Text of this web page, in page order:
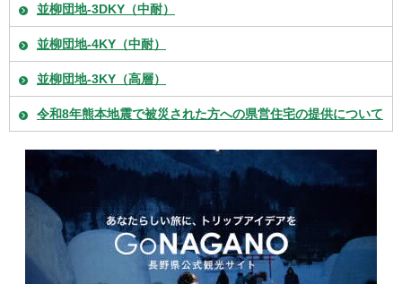
並柳団地-3DKY（中耐）
並柳団地-4KY（中耐）
並柳団地-3KY（高層）
令和8年熊本地震で被災された方への県営住宅の提供について